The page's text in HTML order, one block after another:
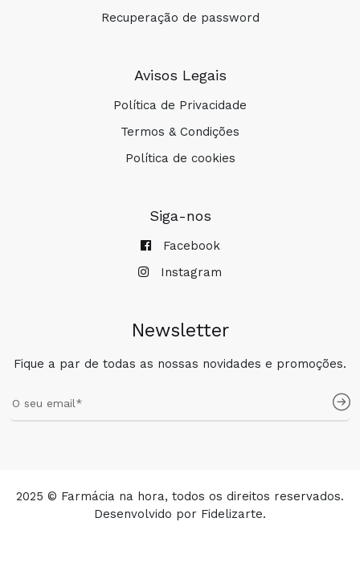
Recuperação de password
Avisos Legais
Política de Privacidade
Termos & Condições
Política de cookies
Siga-nos
Facebook
Instagram
Newsletter
Fique a par de todas as nossas novidades e promoções.
2025 © Farmácia na hora, todos os direitos reservados.
Desenvolvido por Fidelizarte.